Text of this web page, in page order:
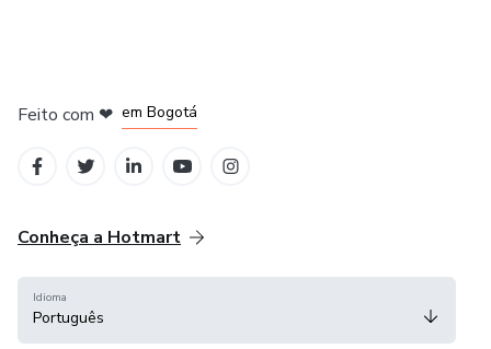
Feito com ❤ em Bogotá
Conheça a Hotmart
Idioma
Português